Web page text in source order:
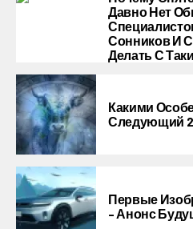
Давно Нет
Сонников И
Делать С
Какими
Следующий
Первые
– Анонс